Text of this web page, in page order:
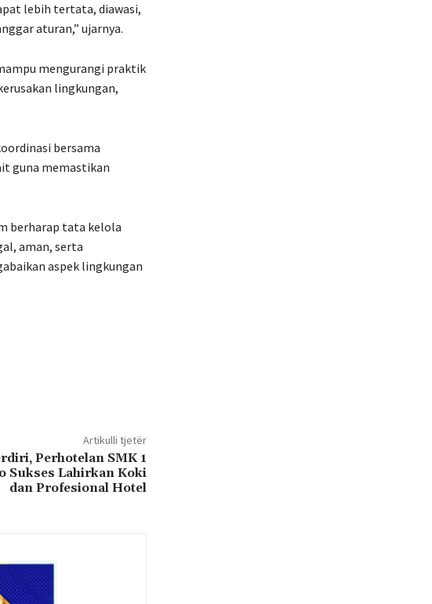
lebih tertata, diawasi,
aturan,” ujarnya.
mengurangi praktik
lingkungan,
bersama
guna memastikan
berharap tata kelola
aman, serta
aspek lingkungan
Artikulli tjetër
Perhotelan SMK 1
Sukses Lahirkan Koki
dan Profesional Hotel